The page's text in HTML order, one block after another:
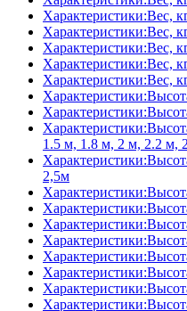
Характеристики:Вес,
Характеристики:Вес,
Характеристики:Вес,
Характеристики:Вес,
Характеристики:Вес,
1.5 м, 1.8 м, 2 м, 2.2 м,
2,5м